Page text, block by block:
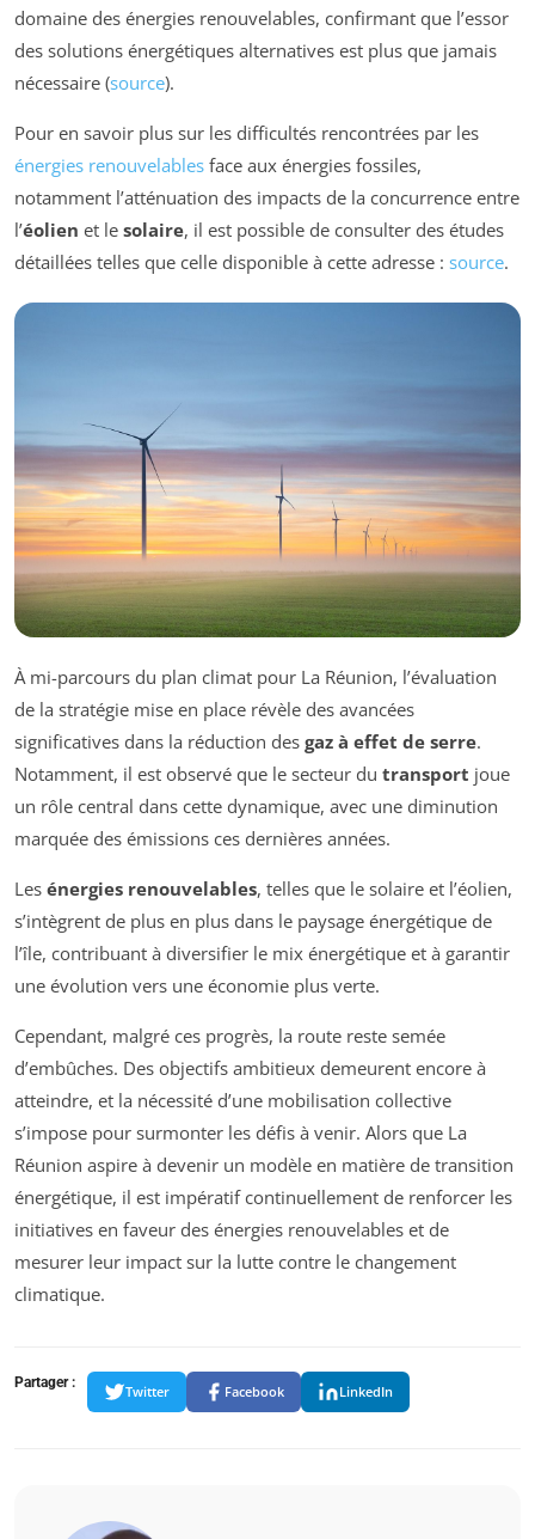
domaine des énergies renouvelables, confirmant que l’essor
des solutions énergétiques alternatives est plus que jamais
nécessaire (source).
Pour en savoir plus sur les difficultés rencontrées par les
énergies renouvelables face aux énergies fossiles,
notamment l’atténuation des impacts de la concurrence entre
l’éolien et le solaire, il est possible de consulter des études
détaillées telles que celle disponible à cette adresse : source.
À mi-parcours du plan climat pour La Réunion, l’évaluation
de la stratégie mise en place révèle des avancées
significatives dans la réduction des gaz à effet de serre.
Notamment, il est observé que le secteur du transport joue
un rôle central dans cette dynamique, avec une diminution
marquée des émissions ces dernières années.
Les énergies renouvelables, telles que le solaire et l’éolien,
s’intègrent de plus en plus dans le paysage énergétique de
l’île, contribuant à diversifier le mix énergétique et à garantir
une évolution vers une économie plus verte.
Cependant, malgré ces progrès, la route reste semée
d’embûches. Des objectifs ambitieux demeurent encore à
atteindre, et la nécessité d’une mobilisation collective
s’impose pour surmonter les défis à venir. Alors que La
Réunion aspire à devenir un modèle en matière de transition
énergétique, il est impératif continuellement de renforcer les
initiatives en faveur des énergies renouvelables et de
mesurer leur impact sur la lutte contre le changement
climatique.
Partager :
Twitter Facebook LinkedIn